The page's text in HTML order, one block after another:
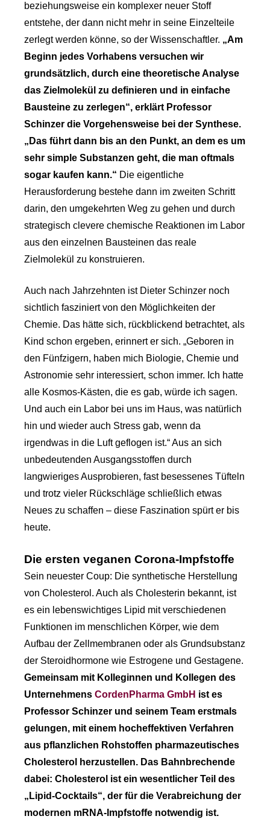
beziehungsweise ein komplexer neuer Stoff
entstehe, der dann nicht mehr in seine Einzelteile
zerlegt werden könne, so der Wissenschaftler. „Am
Beginn jedes Vorhabens versuchen wir
grundsätzlich, durch eine theoretische Analyse
das Zielmolekül zu definieren und in einfache
Bausteine zu zerlegen“, erklärt Professor
Schinzer die Vorgehensweise bei der Synthese.
„Das führt dann bis an den Punkt, an dem es um
sehr simple Substanzen geht, die man oftmals
sogar kaufen kann.“ Die eigentliche
Herausforderung bestehe dann im zweiten Schritt
darin, den umgekehrten Weg zu gehen und durch
strategisch clevere chemische Reaktionen im Labor
aus den einzelnen Bausteinen das reale
Zielmolekül zu konstruieren.
Auch nach Jahrzehnten ist Dieter Schinzer noch
sichtlich fasziniert von den Möglichkeiten der
Chemie. Das hätte sich, rückblickend betrachtet, als
Kind schon ergeben, erinnert er sich. „Geboren in
den Fünfzigern, haben mich Biologie, Chemie und
Astronomie sehr interessiert, schon immer. Ich hatte
alle Kosmos-Kästen, die es gab, würde ich sagen.
Und auch ein Labor bei uns im Haus, was natürlich
hin und wieder auch Stress gab, wenn da
irgendwas in die Luft geflogen ist.“ Aus an sich
unbedeutenden Ausgangsstoffen durch
langwieriges Ausprobieren, fast besessenes Tüfteln
und trotz vieler Rückschläge schließlich etwas
Neues zu schaffen – diese Faszination spürt er bis
heute.
Die ersten veganen Corona-Impfstoffe
Sein neuester Coup: Die synthetische Herstellung
von Cholesterol. Auch als Cholesterin bekannt, ist
es ein lebenswichtiges Lipid mit verschiedenen
Funktionen im menschlichen Körper, wie dem
Aufbau der Zellmembranen oder als Grundsubstanz
der Steroidhormone wie Estrogene und Gestagene.
Gemeinsam mit Kolleginnen und Kollegen des
Unternehmens CordenPharma GmbH ist es
Professor Schinzer und seinem Team erstmals
gelungen, mit einem hocheffektiven Verfahren
aus pflanzlichen Rohstoffen pharmazeutisches
Cholesterol herzustellen. Das Bahnbrechende
dabei: Cholesterol ist ein wesentlicher Teil des
„Lipid-Cocktails“, der für die Verabreichung der
modernen mRNA-Impfstoffe notwendig ist.